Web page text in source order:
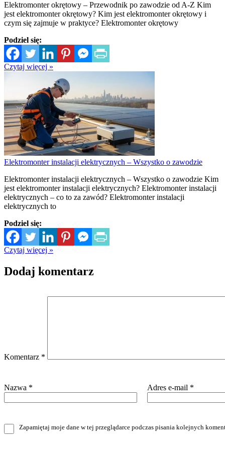
Elektromonter okrętowy – Przewodnik po zawodzie od A-Z Kim
jest elektromonter okrętowy? Kim jest elektromonter okrętowy i
czym się zajmuje w praktyce? Elektromonter okrętowy
Podziel się:
Czytaj więcej »
Elektromonter instalacji elektrycznych – Wszystko o zawodzie
Elektromonter instalacji elektrycznych – Wszystko o zawodzie Kim
jest elektromonter instalacji elektrycznych? Elektromonter instalacji
elektrycznych – co to za zawód? Elektromonter instalacji
elektrycznych to
Podziel się:
Czytaj więcej »
Dodaj komentarz
Komentarz *
Nazwa * Adres e-mail *
Zapamiętaj moje dane w tej przeglądarce podczas pisania kolejnych